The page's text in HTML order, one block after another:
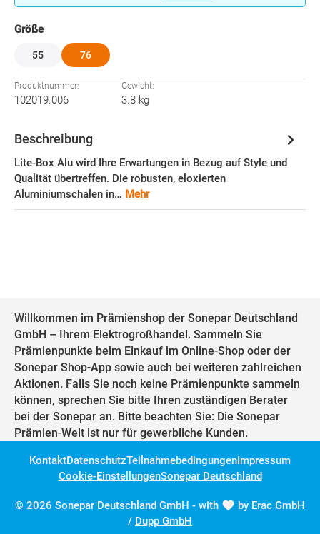
Größeauswählen
55 76
Produktnummer:
102019.006
Gewicht:
3.8 kg
Beschreibung
Lite-Box Alu wird Ihre Erwartungen in Bezug auf Style und
Qualität übertreffen. Die robusten, eloxierten
Aluminiumschalen in… Mehr
Willkommen im Prämienshop der Sonepar Deutschland
GmbH – Ihrem Elektrogroßhandel. Sammeln Sie
Prämienpunkte beim Einkauf im Online-Shop oder der
Sonepar Shop-App sowie auch bei weiteren zahlreichen
Aktionen. Falls Sie noch keine Prämienpunkte sammeln
können, sprechen Sie bitte Ihren zuständigen Berater
bei der Sonepar an. Bitte beachten Sie: Die Sonepar
Prämien-Welt ist nur für gewerbliche Kunden.
© 2026 Sonepar Deutschland GmbH - with by Erac GmbH
/ Dupp GmbH
KontaktDatenschutzTeilnahmebedingungenImpressum
Cookie-EinstellungenSonepar Deutschland